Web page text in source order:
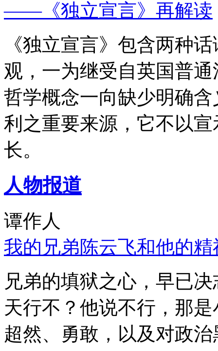
——《独立宣言》再解读
《独立宣言》包含两种
观，一为继受自英国普
哲学概念一向缺少明确
利之重要来源，它不以
长。
人物报道
谭作人
我的兄弟陈云飞和他的
兄弟的填狱之心，早已
天行不？他说不行，那
超然、勇敢，以及对政